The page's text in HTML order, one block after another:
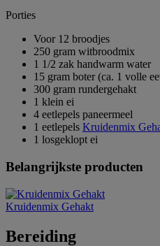
Porties
Voor 12 broodjes
250 gram witbroodmix
1 1/2 zak handwarm water
15 gram boter (ca. 1 volle
300 gram rundergehakt
1 klein ei
4 eetlepels paneermeel
1 eetlepels Kruidenmix
1 losgeklopt ei
Belangrijkste producten
Kruidenmix Gehakt
Bereiding